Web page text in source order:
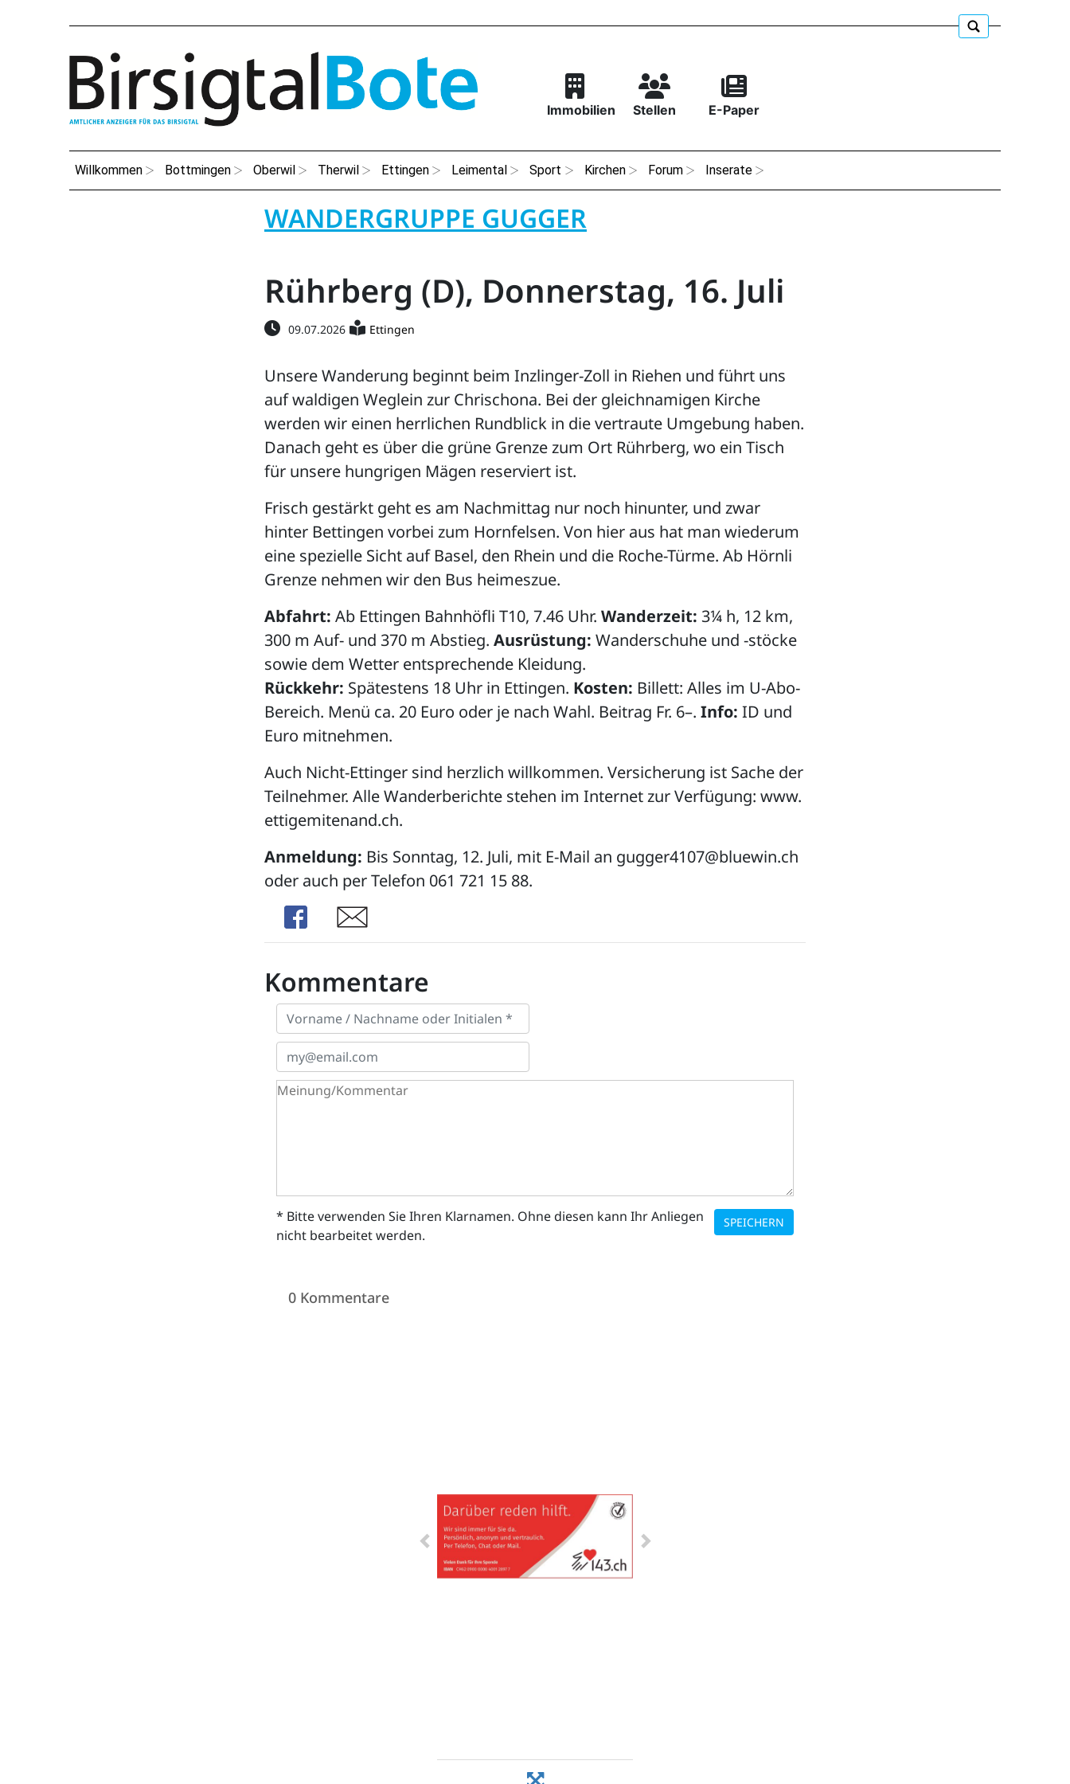
Immobilien Stellen E-Paper
Willkommen Bottmingen Oberwil Therwil Ettingen Leimental Sport Kirchen Forum Inserate
WANDERGRUPPE GUGGER
Rührberg (D), Donnerstag, 16. Juli
09.07.2026 Ettingen
Unsere Wanderung beginnt beim Inzlinger-Zoll in Riehen und führt uns
auf waldigen Weglein zur Chrischona. Bei der gleichnamigen Kirche
werden wir einen herrlichen Rundblick in die vertraute Umgebung haben.
Danach geht es über die grüne Grenze zum Ort Rührberg, wo ein Tisch
für unsere hungrigen Mägen reserviert ist.
Frisch gestärkt geht es am Nachmittag nur noch hinunter, und zwar
hinter Bettingen vorbei zum Hornfelsen. Von hier aus hat man wiederum
eine spezielle Sicht auf Basel, den Rhein und die Roche-Türme. Ab Hörnli
Grenze nehmen wir den Bus heimeszue.
Abfahrt: Ab Ettingen Bahnhöfli T10, 7.46 Uhr. Wanderzeit: 3¼ h, 12 km,
300 m Auf- und 370 m Abstieg. Ausrüstung: Wanderschuhe und -stöcke
sowie dem Wetter entsprechende Kleidung.
Rückkehr: Spätestens 18 Uhr in Ettingen. Kosten: Billett: Alles im U-Abo-
Bereich. Menü ca. 20 Euro oder je nach Wahl. Beitrag Fr. 6–. Info: ID und
Euro mitnehmen.
Auch Nicht-Ettinger sind herzlich willkommen. Versicherung ist Sache der
Teilnehmer. Alle Wanderberichte stehen im Internet zur Verfügung: www.
ettigemitenand.ch.
Anmeldung: Bis Sonntag, 12. Juli, mit E-Mail an gugger4107@bluewin.ch
oder auch per Telefon 061 721 15 88.
Share
Share
Kommentare
SPEICHERN
* Bitte verwenden Sie Ihren Klarnamen. Ohne diesen kann Ihr Anliegen
nicht bearbeitet werden.
0 Kommentare